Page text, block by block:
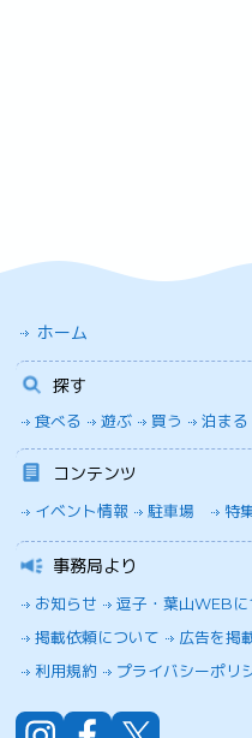
ホーム
探す
食べる 遊ぶ 買う 泊まる
コンテンツ
イベント情報 駐車場 特
事務局より
お知らせ
逗子・葉山WEBに
掲載依頼について
広告を掲
利用規約
プライバシーポリ